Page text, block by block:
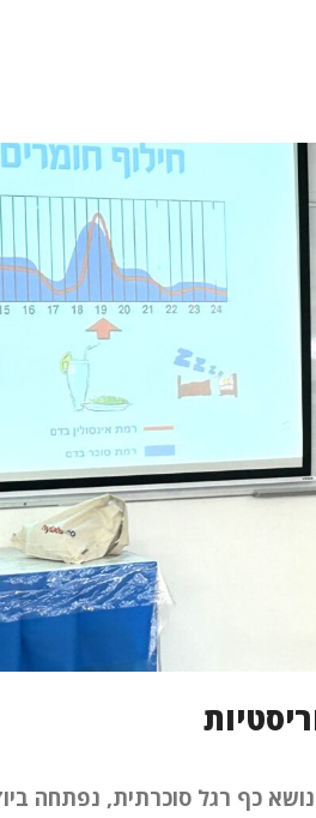
כף רגל סוכרתית, נפתחה